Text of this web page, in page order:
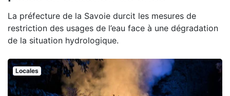
La préfecture de la Savoie durcit les mesures de
restriction des usages de l’eau face à une dégradation
de la situation hydrologique.
Locales